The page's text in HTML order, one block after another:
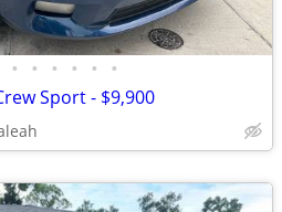
• • • • • •
Sport - $9,900